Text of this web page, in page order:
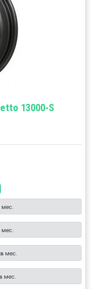
13000-S
мес.
мес.
мес.
мес.